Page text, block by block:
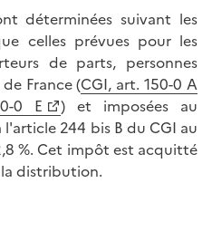
déterminées suivant les
celles prévues pour les
de parts, personnes
France (CGI, art. 150-0 A
0 E
) et imposées au
244 bis B du CGI au
%. Cet impôt est acquitté
distribution.